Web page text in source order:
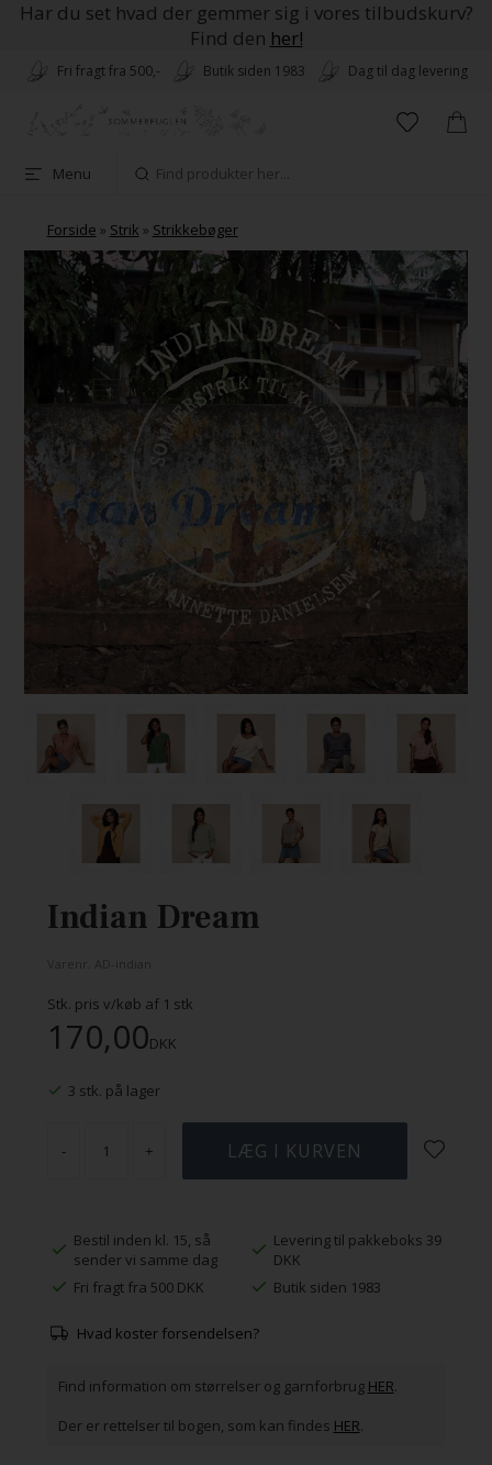
Har du set hvad der gemmer sig i vores tilbudskurv?
Find den her!
Fri fragt fra 500,- Butik siden 1983 Dag til dag levering
Menu
Forside » Strik » Strikkebøger
Indian Dream
Stk. pris v/køb af 1 stk
170,00DKK
3 stk. på lager
- +
Bestil inden kl. 15, så
sender vi samme dag
Levering til pakkeboks 39
DKK
Fri fragt fra 500 DKK
Butik siden 1983
Hvad koster forsendelsen?
Find information om størrelser og garnforbrug HER.
Der er rettelser til bogen, som kan findes HER.